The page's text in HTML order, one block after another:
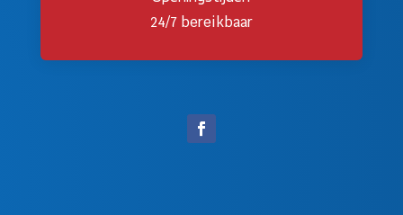
24/7 bereikbaar